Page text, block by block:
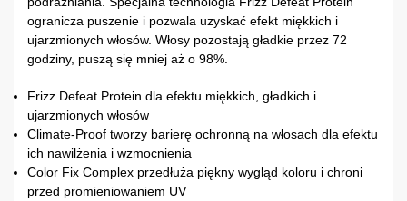
ogranicza puszenie i pozwala uzyskać efekt miękkich i
ujarzmionych włosów. Włosy pozostają gładkie przez 72
godziny, puszą się mniej aż o 98%.
Frizz Defeat Protein dla efektu miękkich, gładkich i
ujarzmionych włosów
Climate-Proof tworzy barierę ochronną na włosach dla efektu
ich nawilżenia i wzmocnienia
Color Fix Complex przedłuża piękny wygląd koloru i chroni
przed promieniowaniem UV